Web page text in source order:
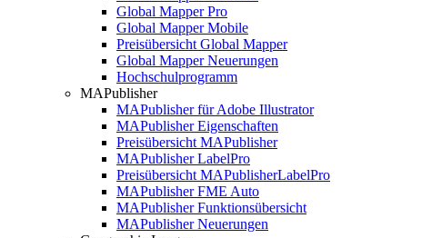
Global Mapper Pro
Global Mapper Mobile
Preisübersicht Global Mapper
Global Mapper Neuerungen
Hochschulprogramm
MAPublisher
MAPublisher für Adobe Illustrator
MAPublisher Eigenschaften
Preisübersicht MAPublisher
MAPublisher LabelPro
Preisübersicht MAPublisherLabelPro
MAPublisher FME Auto
MAPublisher Funktionsübersicht
MAPublisher Neuerungen